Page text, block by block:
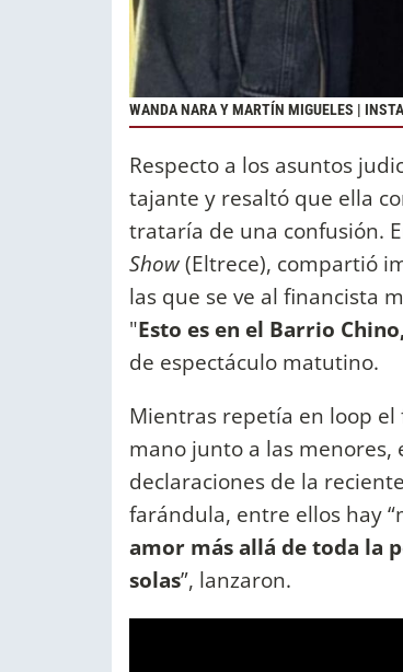
WANDA NARA Y MARTÍN MIGUELES |
Respecto a los asuntos
tajante y resaltó que ella
trataría de una confusión.
Show(Eltrece), compartió
las que se ve al financista
"Esto es en el Barrio
de espectáculo matutino.
Mientras repetía en loop el
mano junto a las menores,
declaraciones de la
farándula, entre ellos hay
amor más allá de toda la
solas”, lanzaron.